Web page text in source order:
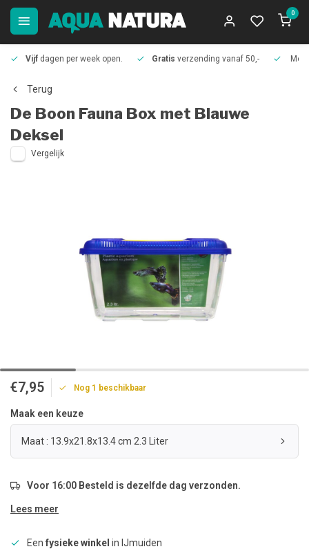
0
Vijf dagen per week open. Gratis verzending vanaf 50,-
Terug
De Boon Fauna Box met Blauwe
Deksel
Vergelijk
€7,95 Nog 1 beschikbaar
Maak een keuze
Maat : 13.9x21.8x13.4 cm 2.3 Liter
Voor 16:00 Besteld is dezelfde dag verzonden.
Lees meer
Een fysieke winkel in IJmuiden